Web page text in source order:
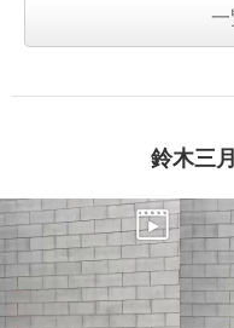
一
鈴木三